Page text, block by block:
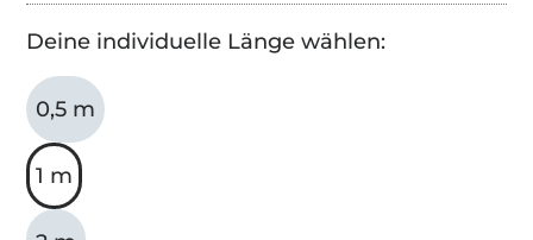
Deine individuelle Länge wählen:
0,5 m
1 m